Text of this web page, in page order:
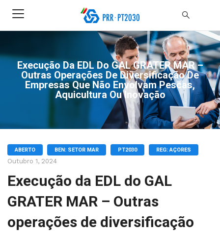
Execução Da EDL Do GAL GRATER MAR –
Outras Operações De Diversificação De
Empresas Que Não Envolvam Pescas,
Aquicultura Ou Inovação
ABERTO BEN: SETOR MAR PT2030 REG: AÇORES
Outubro 1, 2024
Execução da EDL do GAL
GRATER MAR – Outras
operações de diversificação